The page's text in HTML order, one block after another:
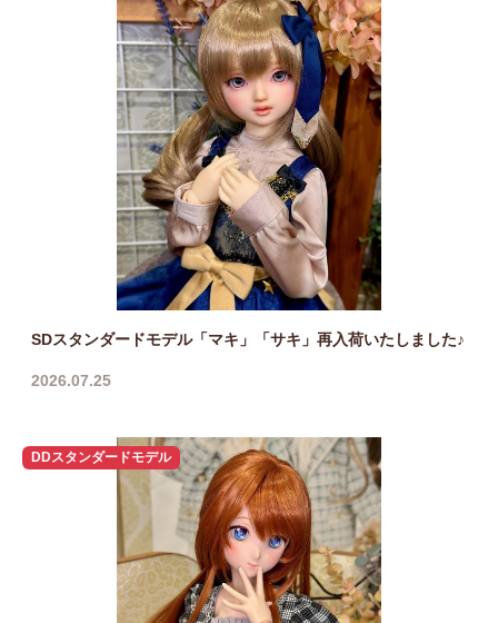
SDスタンダードモデル「マキ」「サキ」再入荷いたしました♪
2026.07.25
DDスタンダードモデル